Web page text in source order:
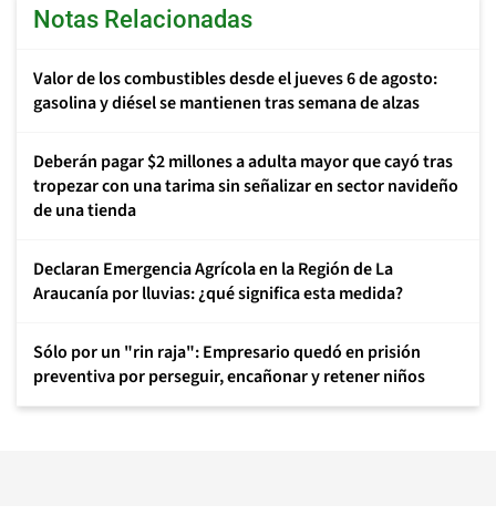
Notas Relacionadas
Valor de los combustibles desde el jueves 6 de agosto:
gasolina y diésel se mantienen tras semana de alzas
Deberán pagar $2 millones a adulta mayor que cayó tras
tropezar con una tarima sin señalizar en sector navideño
de una tienda
Declaran Emergencia Agrícola en la Región de La
Araucanía por lluvias: ¿qué significa esta medida?
Sólo por un "rin raja": Empresario quedó en prisión
preventiva por perseguir, encañonar y retener niños